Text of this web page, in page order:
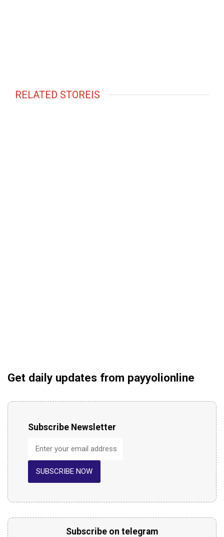
RELATED STOREIS
Get daily updates from payyolionline
Subscribe Newsletter
SUBSCRIBE NOW
Subscribe on telegram